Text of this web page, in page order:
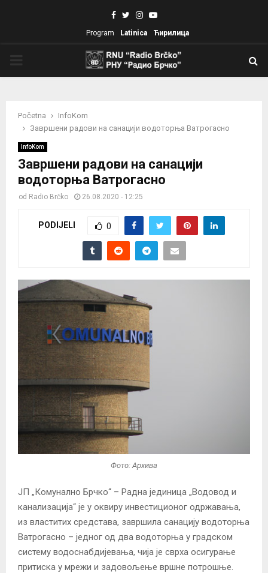
Facebook
TwitterInstagram
Youtube
Program Latinica Ћирилица
Početna
InfoKom
Завршени радови на санацији водоторња Ватрогасно
InfoKom
Завршени радови на санацији
водоторња Ватрогасно
od Radio Brčko 26.08.2020 - 12:25
PODIJELI 0
Фото: Архива
ЈП „Комунално Брчко“ – Радна јединица „Водовод и
канализација“ је у оквиру инвестиционог одржавања,
из властитих средстава, завршила санацију водоторња
Ватрогасно – једног од два водоторња у градском
систему водоснабдијевања, чија је сврха осигурање
притиска у мрежи и задовољење вршне потрошње.